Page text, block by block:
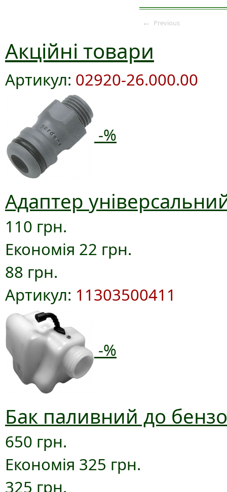
← Previous
Акційні товари
Артикул: 02920-26.000.00
-%
Адаптер
110 грн.
Економія 22 грн.
88 грн.
Артикул: 11303500411
-%
Бак паливний до
650 грн.
Економія 325 грн.
325 грн.